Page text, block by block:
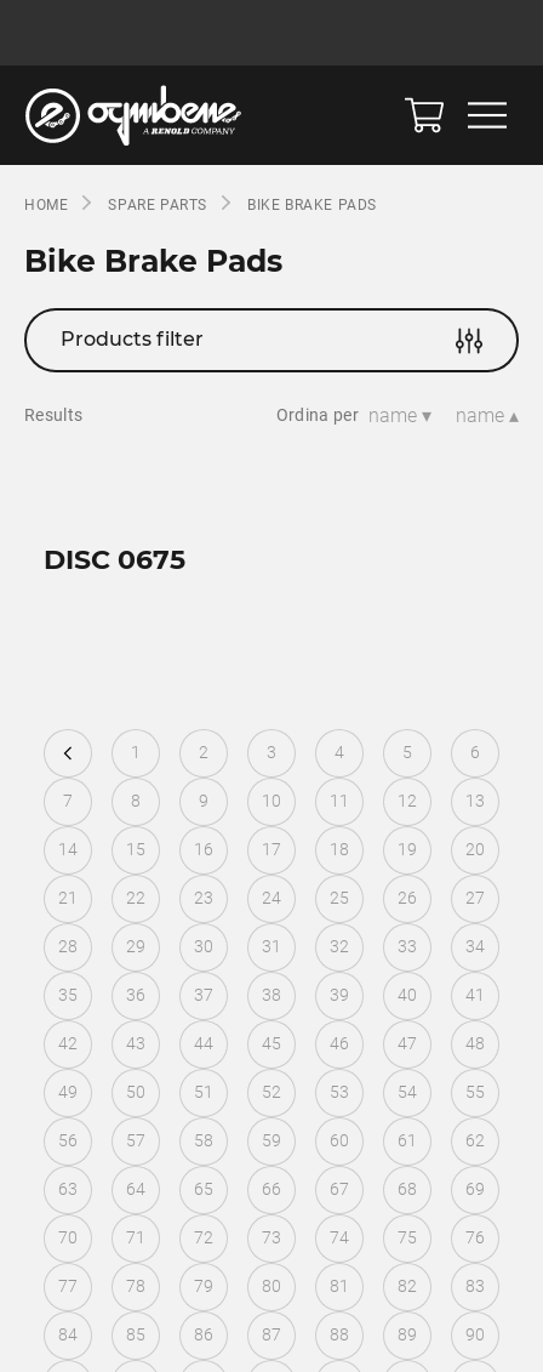
HOME SPARE PARTS BIKE BRAKE PADS
Bike Brake Pads
Products filter
Results Ordina per name ▾ name ▴
DISC 0675
1 2 3 4 5 6
7 8 9 10 11 12 13
14 15 16 17 18 19 20
21 22 23 24 25 26 27
28 29 30 31 32 33 34
35 36 37 38 39 40 41
42 43 44 45 46 47 48
49 50 51 52 53 54 55
56 57 58 59 60 61 62
63 64 65 66 67 68 69
70 71 72 73 74 75 76
77 78 79 80 81 82 83
84 85 86 87 88 89 90